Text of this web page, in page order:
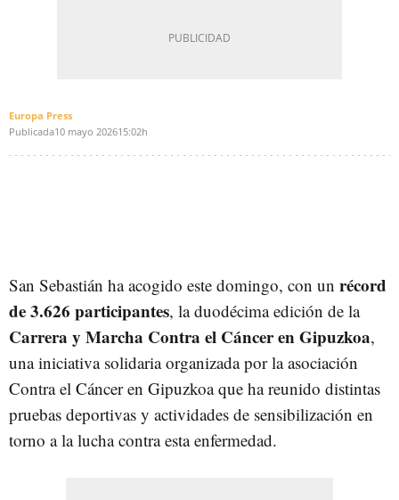
Europa Press
Publicada10 mayo 202615:02h
San Sebastián ha acogido este domingo, con un récord
de 3.626 participantes, la duodécima edición de la
Carrera y Marcha Contra el Cáncer en Gipuzkoa,
una iniciativa solidaria organizada por la asociación
Contra el Cáncer en Gipuzkoa que ha reunido distintas
pruebas deportivas y actividades de sensibilización en
torno a la lucha contra esta enfermedad.